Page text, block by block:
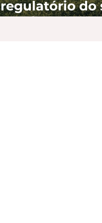
regulatório do
elétrico é